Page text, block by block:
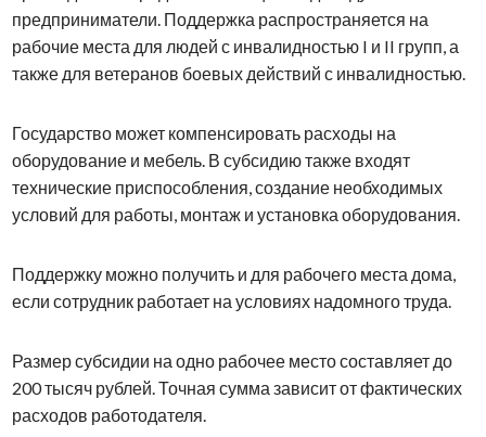
предприниматели. Поддержка распространяется на
рабочие места для людей с инвалидностью I и II групп, а
также для ветеранов боевых действий с инвалидностью.
Государство может компенсировать расходы на
оборудование и мебель. В субсидию также входят
технические приспособления, создание необходимых
условий для работы, монтаж и установка оборудования.
Поддержку можно получить и для рабочего места дома,
если сотрудник работает на условиях надомного труда.
Размер субсидии на одно рабочее место составляет до
200 тысяч рублей. Точная сумма зависит от фактических
расходов работодателя.